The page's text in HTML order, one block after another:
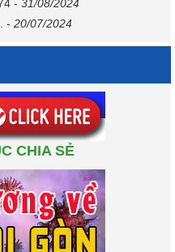
- 31/08/2024
- 20/07/2024
CHIA SẺ